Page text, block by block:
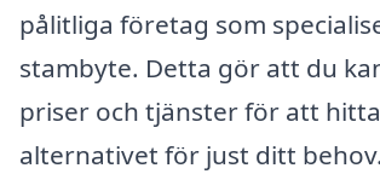
pålitliga företag som
stambyte. Detta gör att du
priser och tjänster för att
alternativet för just ditt